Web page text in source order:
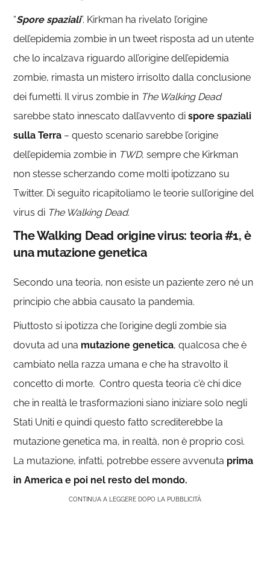
“Spore spaziali”. Kirkman ha rivelato l’origine
dell’epidemia zombie in un tweet risposta ad un utente
che lo incalzava riguardo all’origine dell’epidemia
zombie, rimasta un mistero irrisolto dalla conclusione
dei fumetti. Il virus zombie in The Walking Dead
sarebbe stato innescato dall’avvento dispore spaziali
sulla Terra – questo scenario sarebbe l’origine
dell’epidemia zombie in TWD, sempre che Kirkman
non stesse scherzando come molti ipotizzano su
Twitter. Di seguito ricapitoliamo le teorie sull’origine del
virus di The Walking Dead.
The Walking Dead origine virus: teoria #1, è
una mutazione genetica
Secondo una teoria, non esiste un paziente zero né un
principio che abbia causato la pandemia.
Piuttosto si ipotizza che l’origine degli zombie sia
dovuta ad una mutazione genetica, qualcosa che è
cambiato nella razza umana e che ha stravolto il
concetto di morte. Contro questa teoria c’è chi dice
che in realtà le trasformazioni siano iniziare solo negli
Stati Uniti e quindi questo fatto screditerebbe la
mutazione genetica ma, in realtà, non è proprio così.
La mutazione, infatti, potrebbe essere avvenuta prima
in America e poi nel resto del mondo.
CONTINUA A LEGGERE DOPO LA PUBBLICITÀ